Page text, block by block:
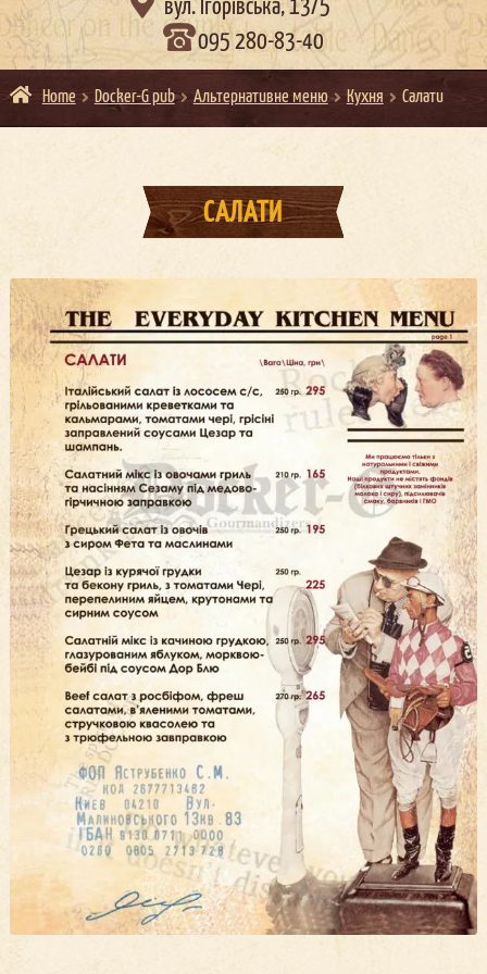
вул. Ігорівська, 13/5
095 280-83-40
Home Docker-G pub Альтернативне меню Кухня Салати
САЛАТИ